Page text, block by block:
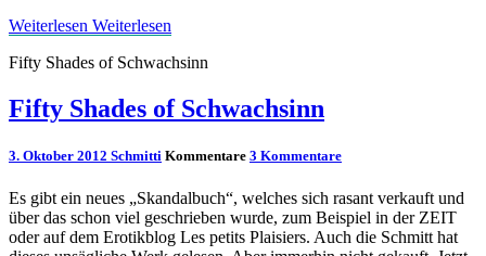
Weiterlesen Weiterlesen
Fifty Shades of Schwachsinn
Fifty Shades of Schwachsinn
3. Oktober 2012 Schmitti Kommentare 3 Kommentare
Es gibt ein neues „Skandalbuch“, welches sich rasant verkauft und
über das schon viel geschrieben wurde, zum Beispiel in der ZEIT
oder auf dem Erotikblog Les petits Plaisiers. Auch die Schmitt hat